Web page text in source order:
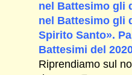
nel Battesimo gli
nel Battesimo gli
Spirito Santo».
Battesimi del
Riprendiamo sul